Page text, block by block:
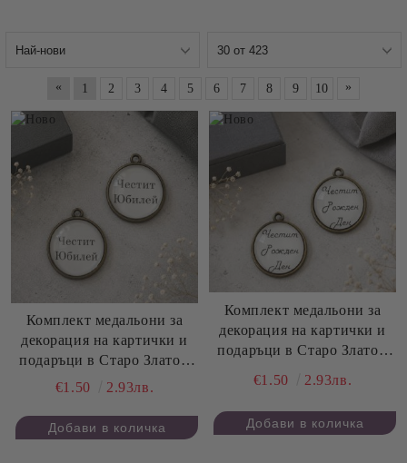
« 1 2 3 4 5 6 7 8 9 10 »
Комплект медальони за
декорация на картички и
подаръци в Старо Злато -
Честит Юбилей - 2,20 см -
€1.50 2.93лв.
Комплект медальони за
декорация на картички и
подаръци в Старо Злато -
см - 2 бр.
€1.50 2.93лв.